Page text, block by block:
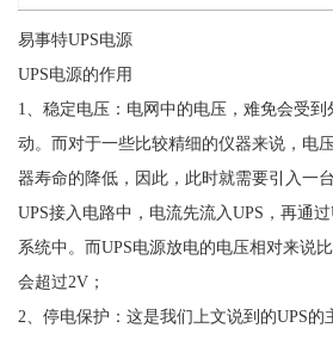
易事特UPS电源
UPS电源的作用
1、稳定电压：电网中的电压，难免会受
动。而对于一些比较精细的仪器来说，电
器寿命的降低，因此，此时就需要引入一
UPS接入电路中，电流先流入UPS，再通
系统中。而UPS电源放电的电压相对来说
会超过2V；
2、停电保护：这是我们上文说到的UPS